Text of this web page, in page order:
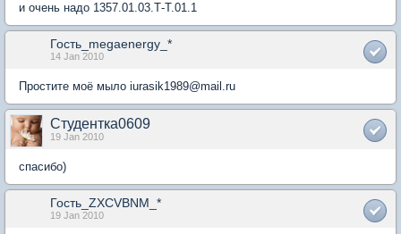
и очень надо 1357.01.03.Т-Т.01.1
Гость_megaenergy_*
14 Jan 2010
Простите моё мыло iurasik1989@mail.ru
Студентка0609
19 Jan 2010
спасибо)
Гость_ZXCVBNM_*
19 Jan 2010